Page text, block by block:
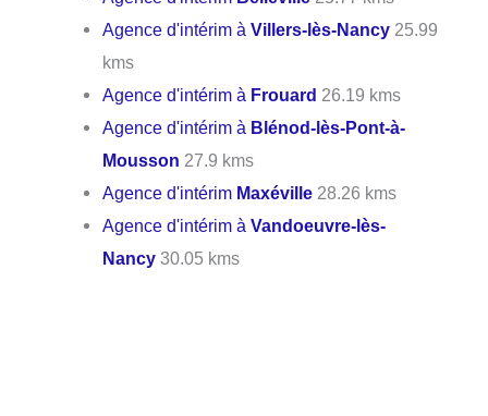
Agence d'intérim àVillers-lès-Nancy 25.99
kms
Agence d'intérim à Frouard 26.19 kms
Agence d'intérim à Blénod-lès-Pont-à-
Mousson 27.9 kms
Agence d'intérim Maxéville 28.26 kms
Agence d'intérim àVandoeuvre-lès-
Nancy 30.05 kms